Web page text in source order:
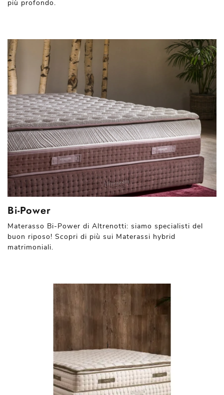
più profondo.
Bi-Power
Materasso Bi-Power di Altrenotti: siamo specialisti del
buon riposo! Scopri di più sui Materassi hybrid
matrimoniali.